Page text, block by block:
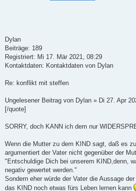
Dylan
Beiträge: 189
Registriert: Mi 17. Mär 2021, 08:29
Kontaktdaten: Kontaktdaten von Dylan
Re: konflikt mit steffen
Ungelesener Beitrag von Dylan » Di 27. Apr
[/quote]
SORRY, doch KANN ich dem nur
Wenn die Mutter zu dem KIND sagt, daß es
argumentiert der Vater nicht gegenüber der
"Entschuldige Dich bei unserem KIND,denn,
negativ gewertet werden."
Sondern eher würde der Vater die Aussage
das KIND noch etwas fürs Leben lernen kann